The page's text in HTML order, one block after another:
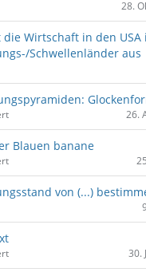
28.
die Wirtschaft in den USA
Schwellenländer aus
26.
Blauen banane
von (...)
30.